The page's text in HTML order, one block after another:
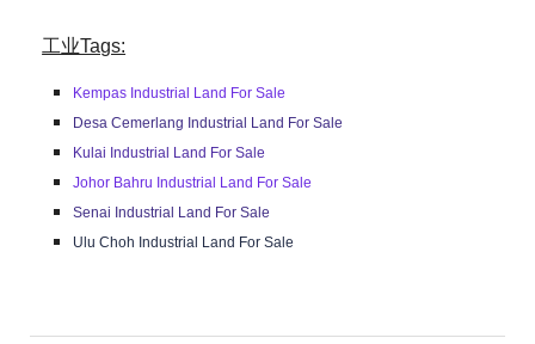
工业Tags:
Kempas Industrial Land For Sale
Desa Cemerlang Industrial Land For Sale
Kulai Industrial Land For Sale
Johor Bahru Industrial Land For Sale
Senai Industrial Land For Sale
Ulu Choh Industrial Land For Sale